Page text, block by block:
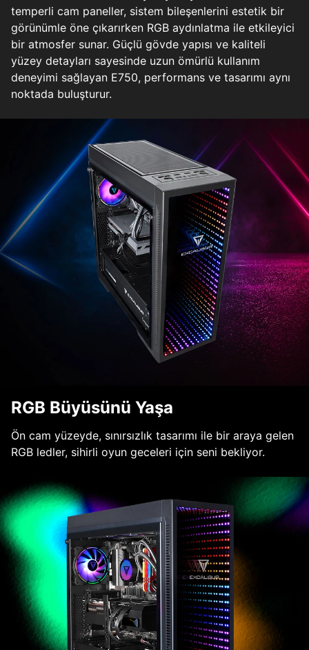
temperli cam paneller, sistem bileşenlerini estetik bir
görünümle öne çıkarırken RGB aydınlatma ile etkileyici
bir atmosfer sunar. Güçlü gövde yapısı ve kaliteli
yüzey detayları sayesinde uzun ömürlü kullanım
deneyimi sağlayan E750, performans ve tasarımı aynı
noktada buluşturur.
RGB Büyüsünü Yaşa
Ön cam yüzeyde, sınırsızlık tasarımı ile bir araya gelen
RGB ledler, sihirli oyun geceleri için seni bekliyor.